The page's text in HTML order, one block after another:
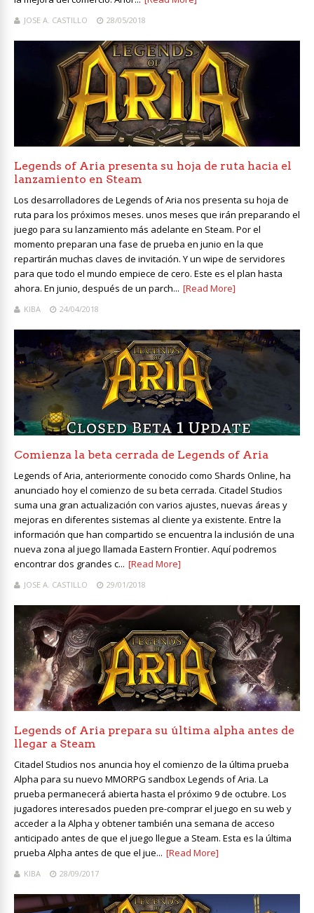
JOSE A. CASTILLO 28/05/2018
Legends of Aria presenta su hoja de ruta hacia el
lanzamiento en Steam
Los desarrolladores de Legends of Aria nos presenta su hoja de
ruta para los próximos meses. unos meses que irán preparando el
juego para su lanzamiento más adelante en Steam. Por el
momento preparan una fase de prueba en junio en la que
repartirán muchas claves de invitación. Y un wipe de servidores
para que todo el mundo empiece de cero. Este es el plan hasta
ahora. En junio, después de un parch... [Read More]
KIBA 24/04/2018
Comienza la beta cerrada de Legends of Aria
Legends of Aria, anteriormente conocido como Shards Online, ha
anunciado hoy el comienzo de su beta cerrada. Citadel Studios
suma una gran actualización con varios ajustes, nuevas áreas y
mejoras en diferentes sistemas al cliente ya existente. Entre la
información que han compartido se encuentra la inclusión de una
nueva zona al juego llamada Eastern Frontier. Aquí podremos
encontrar dos grandes c... [Read More]
JOSE A. CASTILLO 29/01/2018
Legends of Aria prepara su última alpha antes de
llegar a Steam
Citadel Studios nos anuncia hoy el comienzo de la última prueba
Alpha para su nuevo MMORPG sandbox Legends of Aria. La
prueba permanecerá abierta hasta el próximo 9 de octubre. Los
jugadores interesados pueden pre-comprar el juego en su web y
acceder a la Alpha y obtener también una semana de acceso
anticipado antes de que el juego llegue a Steam. Esta es la última
prueba Alpha antes de que el jue... [Read More]
KIBA 28/09/2017